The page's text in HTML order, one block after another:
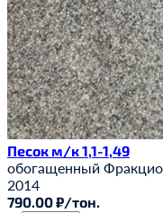
Песок м/к 1,1-1,49
обогащенный
2014
790.00 ₽/тон.